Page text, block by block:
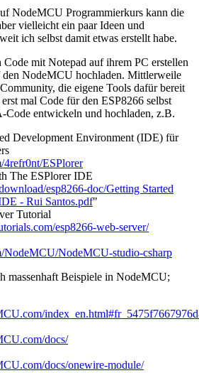
NodeMCU Programmierkurs kann die
vielleicht ein paar Ideen und
ich selbst damit etwas erstellt habe.
mit Notepad auf ihrem PC erstellen
NodeMCU hochladen. Mittlerweile
die eigene Tools dafür bereit
mal Code für den ESP8266 selbst
Code entwickeln und hochladen, z.B.
Development Environment (IDE) für
ESPlorer
The ESPlorer IDE
esp8266-doc/Getting Started
- Rui Santos.pdf"
Tutorial
esp8266-web-server/
NodeMCU/NodeMCU-studio-csharp
massenhaft Beispiele in NodeMCU;
docs/
docs/onewire-module/